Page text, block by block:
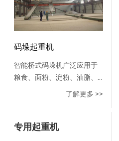
炉炼钢工艺定制开发，为实
现其真正意义上的全系统“一
键炼钢”提供了有力支撑。▲
智能化吊运作业智能制造，
位该起重机具有三维扫描，
自动定位，自动识别，自动
避让，自动抓取等功能，设
守，生产绿色化操作人员坐
码垛起重机
智能桥式码垛机广泛应用于
粮食、面粉、淀粉、油脂、
化肥、饲料、食盐、水泥等
大、劳动强度高、需要劳动
了解更多 >>
专用起重机